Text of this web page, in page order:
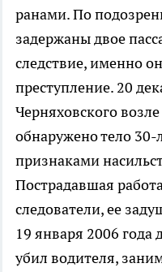
ранами. По
задержаны двое
следствие, именно
преступление. 20
Черняховского
обнаружено тело
признаками
Пострадавшая
следователи, ее
19 января 2006 года
убил водителя,